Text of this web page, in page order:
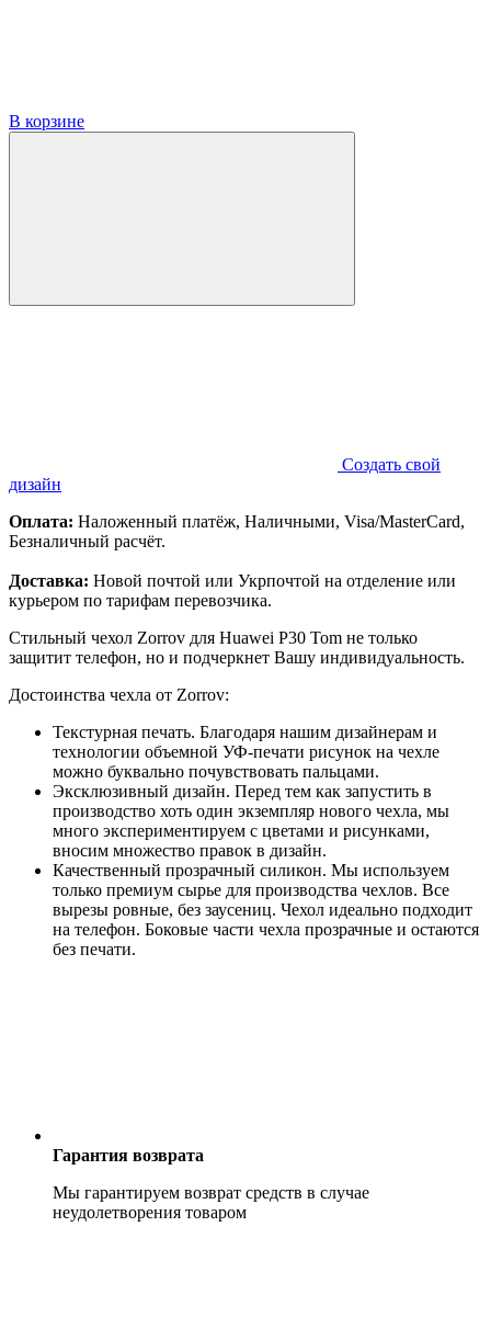
В корзине
Создать свой
дизайн
Оплата: Наложенный платёж, Наличными, Visa/MasterCard,
Безналичный расчёт.
Доставка: Новой почтой или Укрпочтой на отделение или
курьером по тарифам перевозчика.
Стильный чехол Zorrov для Huawei P30 Tom не только
защитит телефон, но и подчеркнет Вашу индивидуальность.
Достоинства чехла от Zorrov:
Текстурная печать. Благодаря нашим дизайнерам и
технологии объемной УФ-печати рисунок на чехле
можно буквально почувствовать пальцами.
Эксклюзивный дизайн. Перед тем как запустить в
производство хоть один экземпляр нового чехла, мы
много экспериментируем с цветами и рисунками,
вносим множество правок в дизайн.
Качественный прозрачный силикон. Мы используем
только премиум сырье для производства чехлов. Все
вырезы ровные, без заусениц. Чехол идеально подходит
на телефон. Боковые части чехла прозрачные и остаются
без печати.
Гарантия возврата
Мы гарантируем возврат средств в случае
неудолетворения товаром